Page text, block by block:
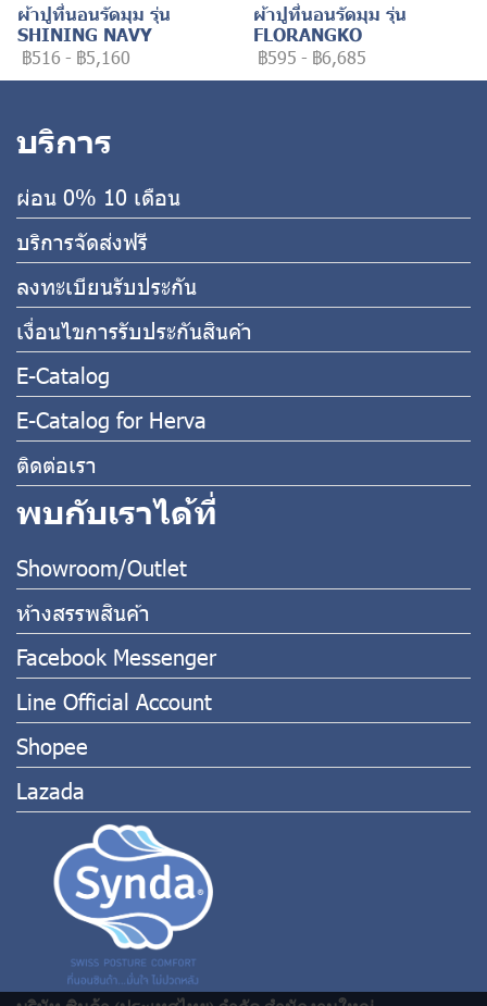
ผ้าปูที่นอนรัดมุม รุ่น
SHINING NAVY
฿516 - ฿5,160
ผ้าปูที่นอนรัดมุม รุ่น
FLORANGKO
฿595 - ฿6,685
บริการ
ผ่อน 0% 10 เดือน
บริการจัดส่งฟรี
ลงทะเบียนรับประกัน
เงื่อนไขการรับประกันสินค้า
E-Catalog
E-Catalog for Herva
ติดต่อเรา
พบกับเราได้ที่
Showroom/Outlet
ห้างสรรพสินค้า
Facebook Messenger
Line Official Account
Shopee
Lazada